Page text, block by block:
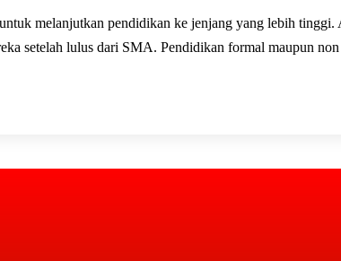
melanjutkan pendidikan ke jenjang yang lebih
setelah lulus dari SMA. Pendidikan formal maupun